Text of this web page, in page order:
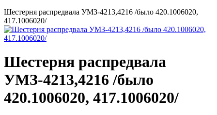
Шестерня распредвала УМЗ-4213,4216 /было 420.1006020,
417.1006020/
Шестерня распредвала
УМЗ-4213,4216 /было
420.1006020, 417.1006020/